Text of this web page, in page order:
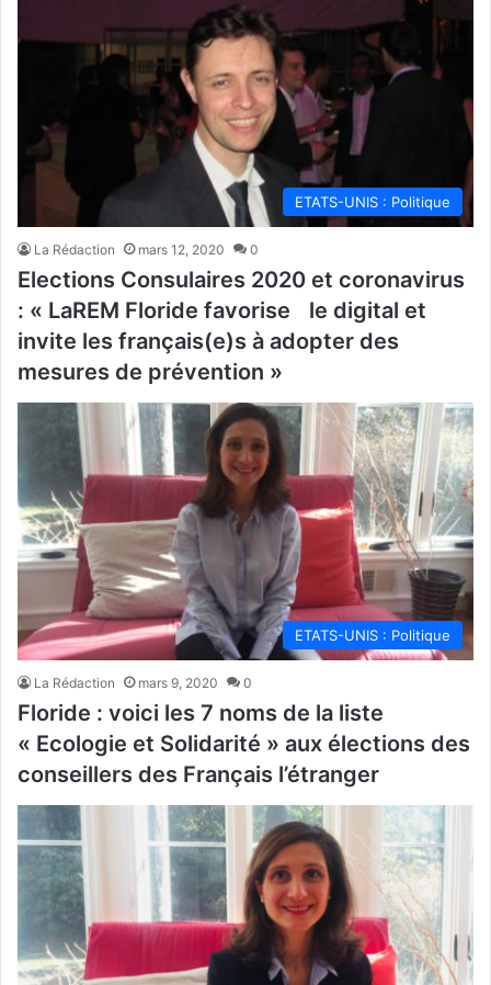
ETATS-UNIS : Politique
La Rédaction mars 12, 2020 0
Elections Consulaires 2020 et coronavirus
: « LaREM Floride favorise le digital et
invite les français(e)s à adopter des
mesures de prévention »
ETATS-UNIS : Politique
La Rédaction mars 9, 2020 0
Floride : voici les 7 noms de la liste
« Ecologie et Solidarité » aux élections des
conseillers des Français l’étranger